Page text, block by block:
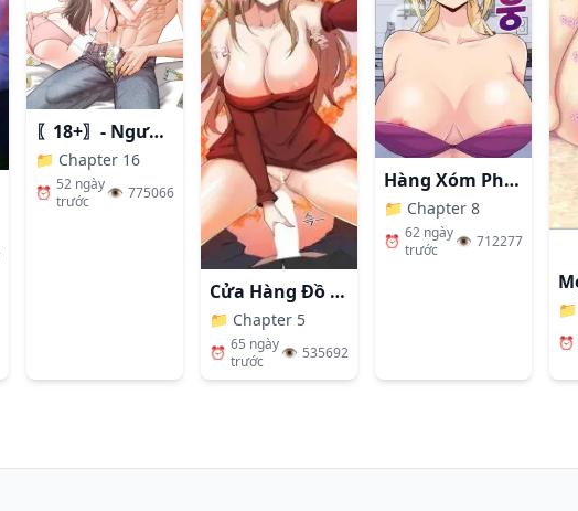
〖18+〗- Người Bạn Thanh Mai Trúc Mã Tính Theo Giá Thị Trường
📁 Chapter 16
⏰ 52 ngày
trước
👁️ 775066
Cửa Hàng Đồ Chơi Người Lớn Ở Thế Giới Lạ
📁 Chapter 5
⏰ 65 ngày
trước
👁️ 535692
Hàng Xóm Phiền Phức
📁 Chapter 8
⏰ 62 ngày
trước
👁️ 712277
📁
⏰